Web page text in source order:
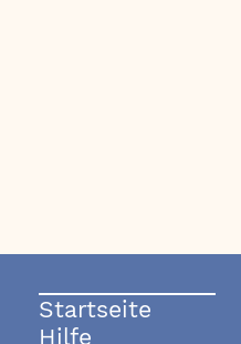
Startseite
Hilfe